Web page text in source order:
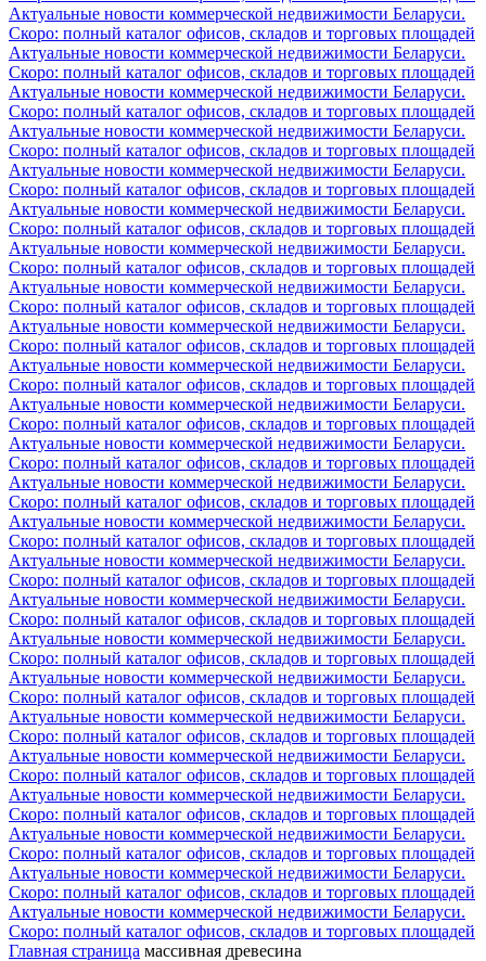
Актуальные новости коммерческой недвижимости Беларуси.
Скоро: полный каталог офисов, складов и торговых площадей
Актуальные новости коммерческой недвижимости Беларуси.
Скоро: полный каталог офисов, складов и торговых площадей
Актуальные новости коммерческой недвижимости Беларуси.
Скоро: полный каталог офисов, складов и торговых площадей
Актуальные новости коммерческой недвижимости Беларуси.
Скоро: полный каталог офисов, складов и торговых площадей
Актуальные новости коммерческой недвижимости Беларуси.
Скоро: полный каталог офисов, складов и торговых площадей
Актуальные новости коммерческой недвижимости Беларуси.
Скоро: полный каталог офисов, складов и торговых площадей
Актуальные новости коммерческой недвижимости Беларуси.
Скоро: полный каталог офисов, складов и торговых площадей
Актуальные новости коммерческой недвижимости Беларуси.
Скоро: полный каталог офисов, складов и торговых площадей
Актуальные новости коммерческой недвижимости Беларуси.
Скоро: полный каталог офисов, складов и торговых площадей
Актуальные новости коммерческой недвижимости Беларуси.
Скоро: полный каталог офисов, складов и торговых площадей
Актуальные новости коммерческой недвижимости Беларуси.
Скоро: полный каталог офисов, складов и торговых площадей
Актуальные новости коммерческой недвижимости Беларуси.
Скоро: полный каталог офисов, складов и торговых площадей
Актуальные новости коммерческой недвижимости Беларуси.
Скоро: полный каталог офисов, складов и торговых площадей
Актуальные новости коммерческой недвижимости Беларуси.
Скоро: полный каталог офисов, складов и торговых площадей
Актуальные новости коммерческой недвижимости Беларуси.
Скоро: полный каталог офисов, складов и торговых площадей
Актуальные новости коммерческой недвижимости Беларуси.
Скоро: полный каталог офисов, складов и торговых площадей
Актуальные новости коммерческой недвижимости Беларуси.
Скоро: полный каталог офисов, складов и торговых площадей
Актуальные новости коммерческой недвижимости Беларуси.
Скоро: полный каталог офисов, складов и торговых площадей
Актуальные новости коммерческой недвижимости Беларуси.
Скоро: полный каталог офисов, складов и торговых площадей
Актуальные новости коммерческой недвижимости Беларуси.
Скоро: полный каталог офисов, складов и торговых площадей
Актуальные новости коммерческой недвижимости Беларуси.
Скоро: полный каталог офисов, складов и торговых площадей
Актуальные новости коммерческой недвижимости Беларуси.
Скоро: полный каталог офисов, складов и торговых площадей
Актуальные новости коммерческой недвижимости Беларуси.
Скоро: полный каталог офисов, складов и торговых площадей
Актуальные новости коммерческой недвижимости Беларуси.
Скоро: полный каталог офисов, складов и торговых площадей
Главная страница массивная древесина